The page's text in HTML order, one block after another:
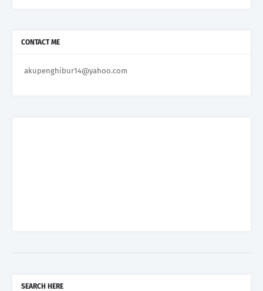
CONTACT ME
akupenghibur14@yahoo.com
SEARCH HERE